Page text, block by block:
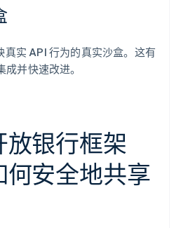
实 API 行为的真实沙盒。这有
并快速改进。
银行框架
安全地共享